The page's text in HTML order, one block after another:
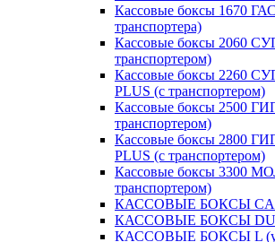
Кассовые боксы 1670
транспортера)
Кассовые боксы 2060
транспортером)
Кассовые боксы 2260
PLUS (с транспортером)
Кассовые боксы 2500
транспортером)
Кассовые боксы 2800
PLUS (с транспортером)
Кассовые боксы 3300
транспортером)
КАССОВЫЕ БОКСЫ
КАССОВЫЕ БОКСЫ
КАССОВЫЕ БОКСЫ L